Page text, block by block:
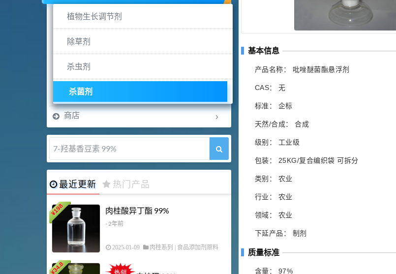
基本信息
产品名称： 吡唑醚菌酯悬浮剂
CAS： 无
标准： 企标
天然/合成： 合成
级别： 工业级
包装： 25KG/复合编织袋 可拆分
类别： 农业
行业： 农业
领域： 农业
下延产品： 制剂
质量标准
含量： 97%
植物生长调节剂
除草剂
杀虫剂
杀菌剂
商店
7-羟基香豆素 99%
最近更新 热门产品
¥
198 肉桂酸异丁酯 99%
- 2年前
2025-01-09 肉桂系列 食品添加剂原料
¥
34.8
1
2